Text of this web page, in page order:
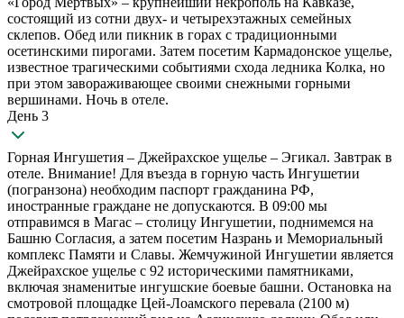
состоящий из сотни двух- и четырехэтажных семейных
склепов. Обед или пикник в горах с традиционными
осетинскими пирогами. Затем посетим Кармадонское ущелье,
известное трагическими событиями схода ледника Колка, но
при этом завораживающее своими снежными горными
вершинами. Ночь в отеле.
День 3
Горная Ингушетия – Джейрахское ущелье – Эгикал. Завтрак в
отеле. Внимание! Для въезда в горную часть Ингушетии
(погранзона) необходим паспорт гражданина РФ,
иностранные граждане не допускаются. В 09:00 мы
отправимся в Магас – столицу Ингушетии, поднимемся на
Башню Согласия, а затем посетим Назрань и Мемориальный
комплекс Памяти и Славы. Жемчужиной Ингушетии является
Джейрахское ущелье с 92 историческими памятниками,
включая знаменитые ингушские боевые башни. Остановка на
смотровой площадке Цей-Лоамского перевала (2100 м)